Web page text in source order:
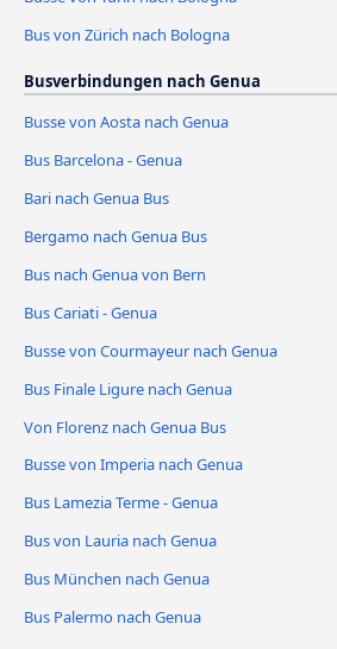
Bus von Zürich nach Bologna
Busverbindungen nach Genua
Busse von Aosta nach Genua
Bus Barcelona - Genua
Bari nach Genua Bus
Bergamo nach Genua Bus
Bus nach Genua von Bern
Bus Cariati - Genua
Busse von Courmayeur nach Genua
Bus Finale Ligure nach Genua
Von Florenz nach Genua Bus
Busse von Imperia nach Genua
Bus Lamezia Terme - Genua
Bus von Lauria nach Genua
Bus München nach Genua
Bus Palermo nach Genua